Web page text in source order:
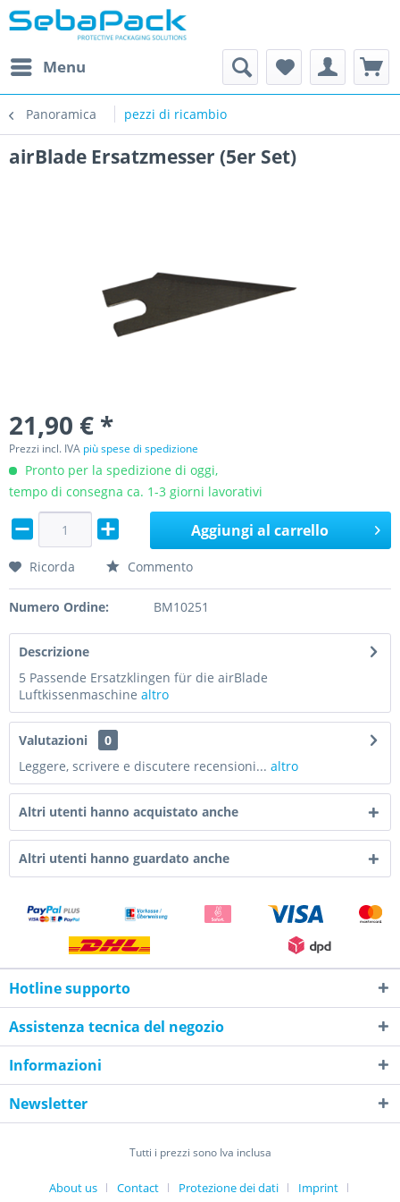
Menu
Panoramica pezzi di ricambio
airBlade Ersatzmesser (5er Set)
21,90 € *
Prezzi incl. IVA più spese di spedizione
Pronto per la spedizione di oggi,
tempo di consegna ca. 1-3 giorni lavorativi
Aggiungi al carrello
Ricorda Commento
Numero Ordine: BM10251
Descrizione
5 Passende Ersatzklingen für die airBlade
Luftkissenmaschine altro
Valutazioni
0
Leggere, scrivere e discutere recensioni... altro
Altri utenti hanno acquistato anche
Altri utenti hanno guardato anche
Hotline supporto
Assistenza tecnica del negozio
Informazioni
Newsletter
Tutti i prezzi sono Iva inclusa
About us Contact Protezione dei dati Imprint